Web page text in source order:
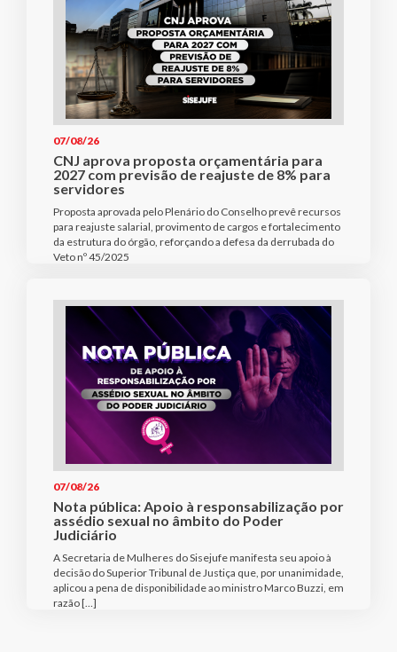
07/08/26
CNJ aprova proposta orçamentária para
2027 com previsão de reajuste de 8% para
servidores
Proposta aprovada pelo Plenário do Conselho prevê recursos
para reajuste salarial, provimento de cargos e fortalecimento
da estrutura do órgão, reforçando a defesa da derrubada do
Veto nº 45/2025
07/08/26
Nota pública: Apoio à responsabilização por
assédio sexual no âmbito do Poder
Judiciário
A Secretaria de Mulheres do Sisejufe manifesta seu apoio à
decisão do Superior Tribunal de Justiça que, por unanimidade,
aplicou a pena de disponibilidade ao ministro Marco Buzzi, em
razão […]